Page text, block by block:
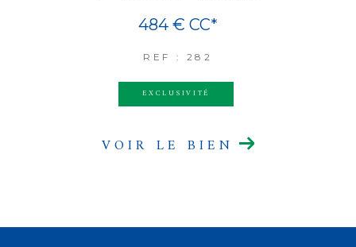
484 € CC*
REF : 282
EXCLUSIVITÉ
VOIR LE BIEN